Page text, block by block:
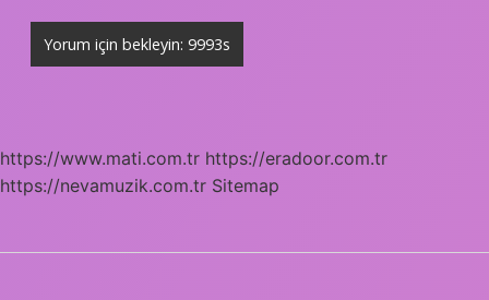
https://www.mati.com.tr https://eradoor.com.tr
https://nevamuzik.com.tr Sitemap